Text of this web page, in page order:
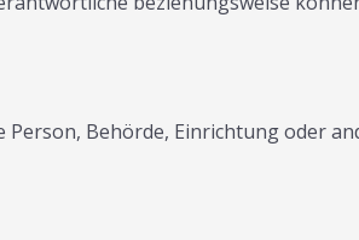
Behörde, Einrichtung oder